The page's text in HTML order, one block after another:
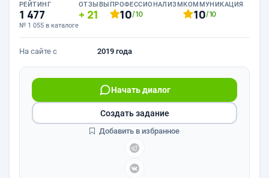
РЕЙТИНГ
1 477
№ 1 055 в каталоге
ОТЗЫВЫ
21
ПРОФЕССИОНАЛИЗМ
10/10
КОММУНИКАЦИЯ
10/10
На сайте с 2019 года
Начать диалог
Создать задание
Добавить в избранное